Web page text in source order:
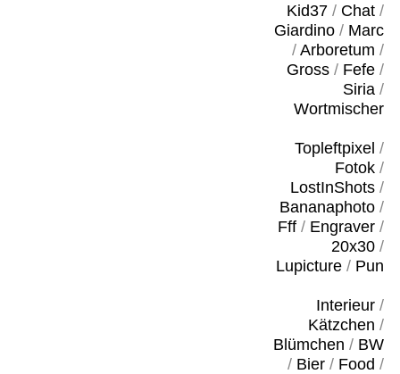
Kid37/ Chat/
Giardino/ Marc
/ Arboretum /
Gross/ Fefe/
Siria/
Wortmischer
Topleftpixel /
Fotok/
LostInShots/
Bananaphoto/
Fff/ Engraver/
20x30/
Lupicture/ Pun
Interieur/
Kätzchen /
Blümchen / BW
/ Bier/ Food /